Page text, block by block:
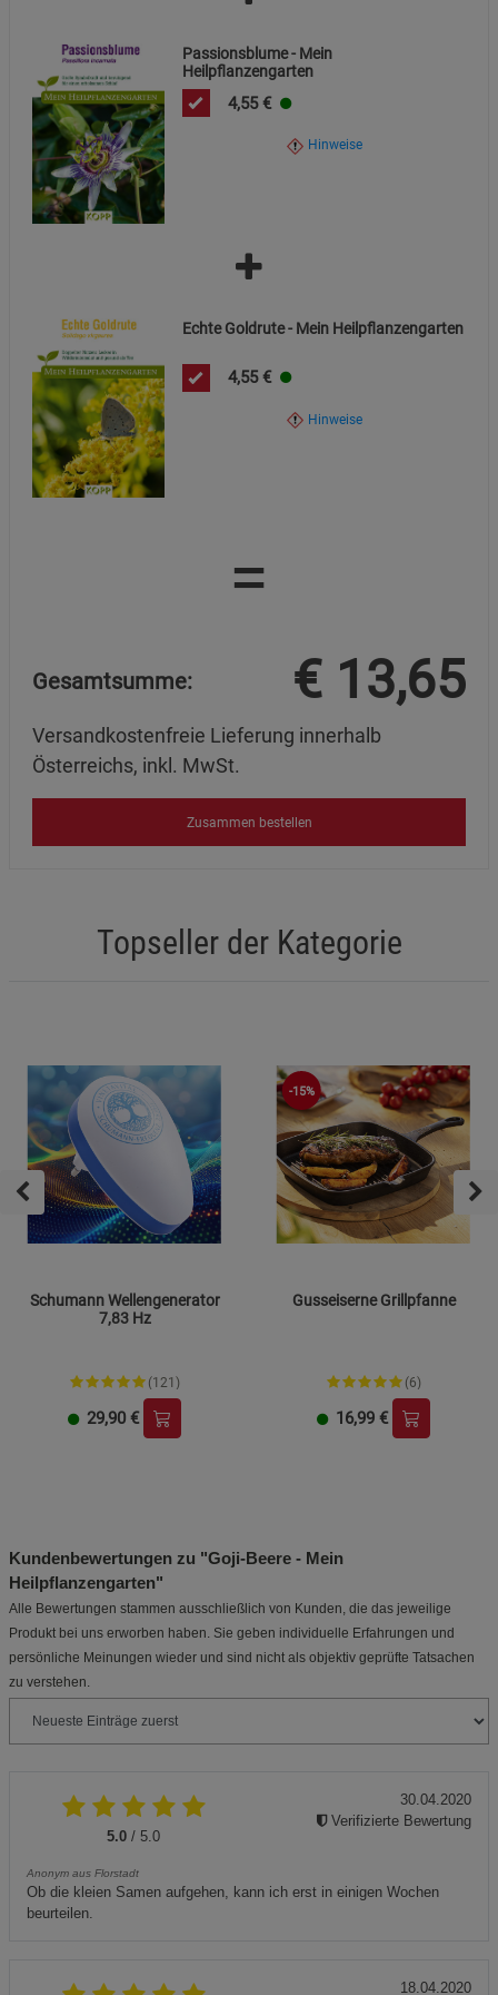
Passionsblume - Mein
Heilpflanzengarten
4,55 €
Hinweise
Echte Goldrute - Mein Heilpflanzengarten
4,55 €
Hinweise
=
Gesamtsumme: € 13,65
Versandkostenfreie Lieferung innerhalb
Österreichs, inkl. MwSt.
Zusammen bestellen
Topseller der Kategorie
Schumann Wellengenerator
7,83 Hz
(121)
29,90 €
-15%
Gusseiserne Grillpfanne
(6)
16,99 €
Kundenbewertungen zu "Goji-Beere - Mein
Heilpflanzengarten"
Alle Bewertungen stammen ausschließlich von Kunden, die das jeweilige
Produkt bei uns erworben haben. Sie geben individuelle Erfahrungen und
persönliche Meinungen wieder und sind nicht als objektiv geprüfte Tatsachen
zu verstehen.
5.0 / 5.0
Anonym aus Florstadt
Ob die kleien Samen aufgehen, kann ich erst in einigen Wochen
beurteilen.
30.04.2020
Verifizierte Bewertung
18.04.2020
Cookie-Informationen
Datenschutzerklärung